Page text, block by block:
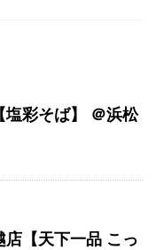
塩彩そば】 ＠浜松
【天下一品 こっ